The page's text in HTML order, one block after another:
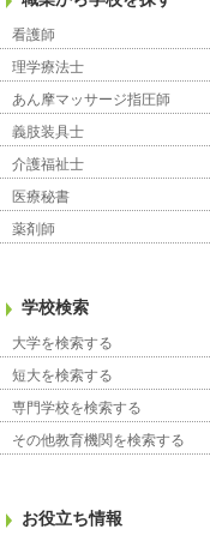
看護師
理学療法士
あん摩マッサージ指圧師
義肢装具士
介護福祉士
医療秘書
薬剤師
学校検索
大学を検索する
短大を検索する
専門学校を検索する
その他教育機関を検索する
お役立ち情報